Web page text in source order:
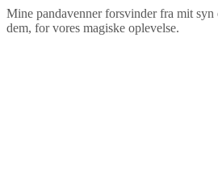
Mine pandavenner forsvinder fra mit
dem, for vores magiske oplevelse.